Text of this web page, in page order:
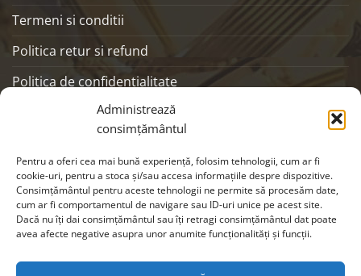
Administrează
consimțământul
Pentru a oferi cea mai bună experiență, folosim tehnologii, cum ar fi
cookie-uri, pentru a stoca și/sau accesa informațiile despre dispozitive.
Consimțământul pentru aceste tehnologii ne permite să procesăm date,
cum ar fi comportamentul de navigare sau ID-uri unice pe acest site.
Dacă nu îți dai consimțământul sau îți retragi consimțământul dat poate
avea afecte negative asupra unor anumite funcționalități și funcții.
Termeni si conditii
Politica retur si refund
Politica de confidentialitate
SOCIALS